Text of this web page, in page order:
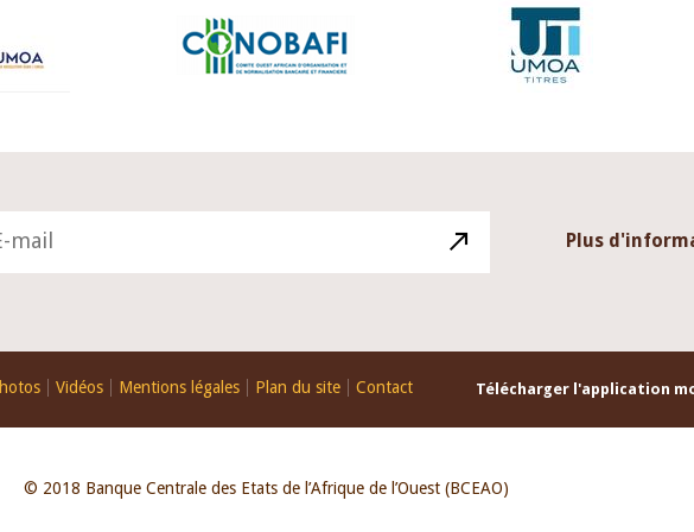
Plus
Vidéos Mentions légales Plan du site Contact Télécharger l'application
© 2018 Banque Centrale des Etats de l’Afrique de l’Ouest (BCEAO)